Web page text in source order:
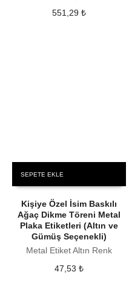
551,29 ₺
SEPETE EKLE
Kişiye Özel İsim Baskılı
Ağaç Dikme Töreni Metal
Plaka Etiketleri (Altın ve
Gümüş Seçenekli)
Metal Etiket Altın Renk
47,53 ₺